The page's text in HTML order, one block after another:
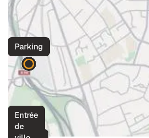
Entrée
de
Parking